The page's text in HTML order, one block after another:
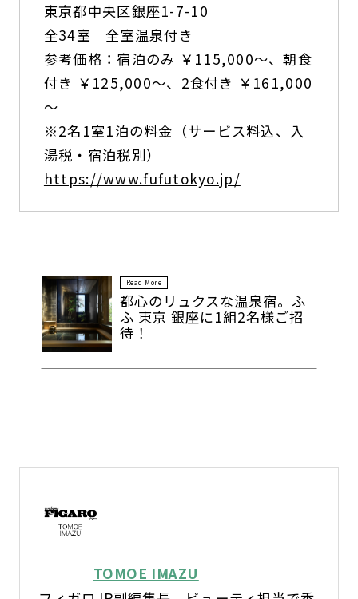
東京都中央区銀座1-7-10
全34室 全室温泉付き
参考価格：宿泊のみ ￥115,000～、朝食
付き ￥125,000～、2食付き ￥161,000
～
※2名1室1泊の料金（サービス料込、入
湯税・宿泊税別）
https://www.fufutokyo.jp/
Read More
都心のリュクスな温泉宿。ふ
ふ 東京 銀座に1組2名様ご招
待！
TOMOE IMAZU